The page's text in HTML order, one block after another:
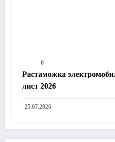
0
Растаможка
лист 2026
25.07.2026